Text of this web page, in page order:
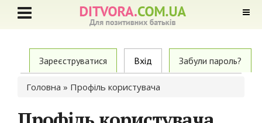
Primary tabs
Зареєструватися Вхід (active tab)Забули пароль?
Ви є тут
Головна » Профіль користувача